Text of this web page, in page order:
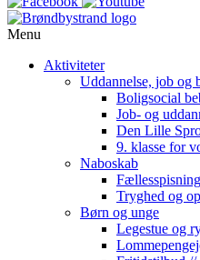
Menu
Aktiviteter
Uddannelse, job og
Boligsocial
Job- og
Den Lille
9. klasse for
Naboskab
Tryghed og
Børn og unge
Legestue og